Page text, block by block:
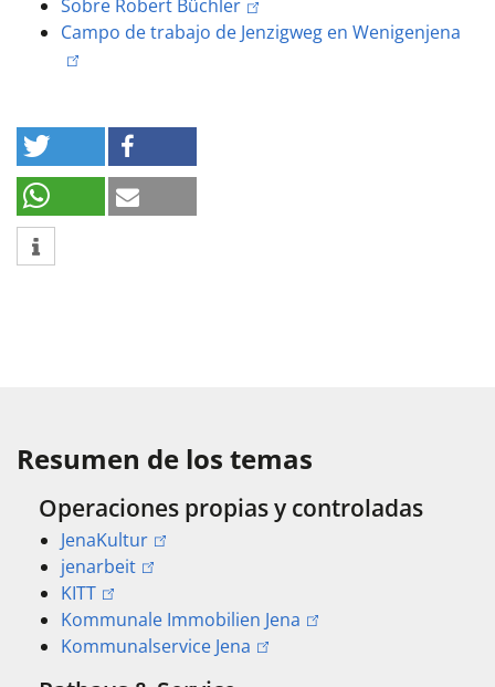
Sobre Robert Büchler
Campo de trabajo de Jenzigweg en Wenigenjena
Resumen de los temas
Operaciones propias y controladas
JenaKultur
jenarbeit
KITT
Kommunale Immobilien Jena
Kommunalservice Jena